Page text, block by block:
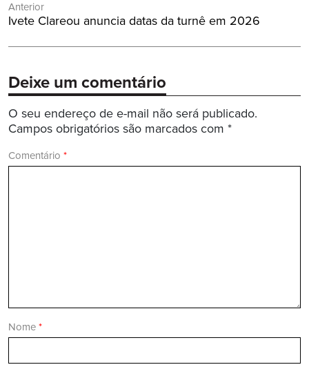
de
Anterior
Post
Ivete Clareou anuncia datas da turnê em 2026
Deixe um comentário
O seu endereço de e-mail não será publicado.
Campos obrigatórios são marcados com *
Comentário *
Nome *